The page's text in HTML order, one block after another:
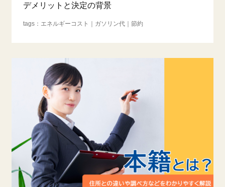
デメリットと決定の背景
エネルギーコスト ガソリン代 節約